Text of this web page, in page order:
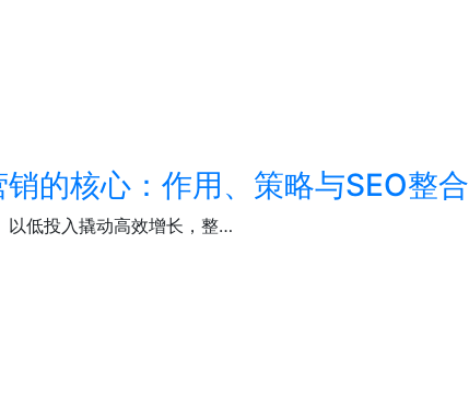
的核心：作用、策略与SEO整合
低投入撬动高效增长，整…